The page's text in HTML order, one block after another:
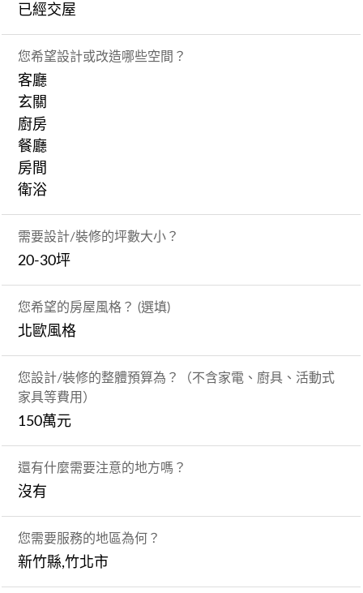
已經交屋
您希望設計或改造哪些空間？
客廳
玄關
廚房
餐廳
房間
衛浴
需要設計/裝修的坪數大小？
20-30坪
您希望的房屋風格？ (選填)
北歐風格
您設計/裝修的整體預算為？（不含家電、廚具、活動式
家具等費用）
150萬元
還有什麼需要注意的地方嗎？
沒有
您需要服務的地區為何？
新竹縣,竹北市